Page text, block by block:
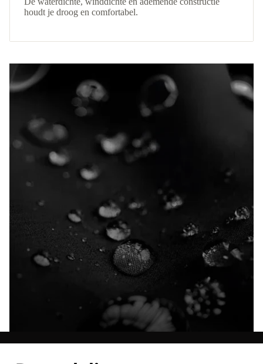
houdt je droog en comfortabel.